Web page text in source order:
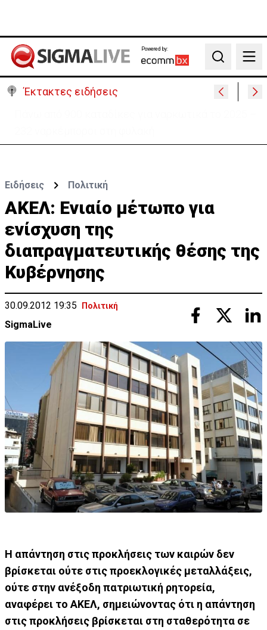
Powered by:
Search
Έκτακτες ειδήσεις
Ειδήσεις Πολιτική
ΑΚΕΛ: Eνιαίο μέτωπο για
ενίσχυση της
διαπραγματευτικής θέσης της
Κυβέρνησης
30.09.2012 19:35 Πολιτική
SigmaLive
Η απάντηση στις προκλήσεις των καιρών δεν
βρίσκεται ούτε στις προεκλογικές μεταλλάξεις,
ούτε στην ανέξοδη πατριωτική ρητορεία,
αναφέρει το ΑΚΕΛ, σημειώνοντας ότι η απάντηση
στις προκλήσεις βρίσκεται στη σταθερότητα σε